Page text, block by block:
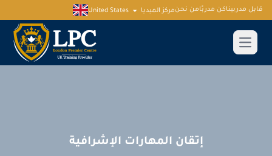
قابل مدربيناكن مدربًامن نحنمركز الميديا United States
إتقان المهارات الإشرافية